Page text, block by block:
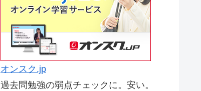
オンスク.jp
過去問勉強の弱点チェックに。安い。